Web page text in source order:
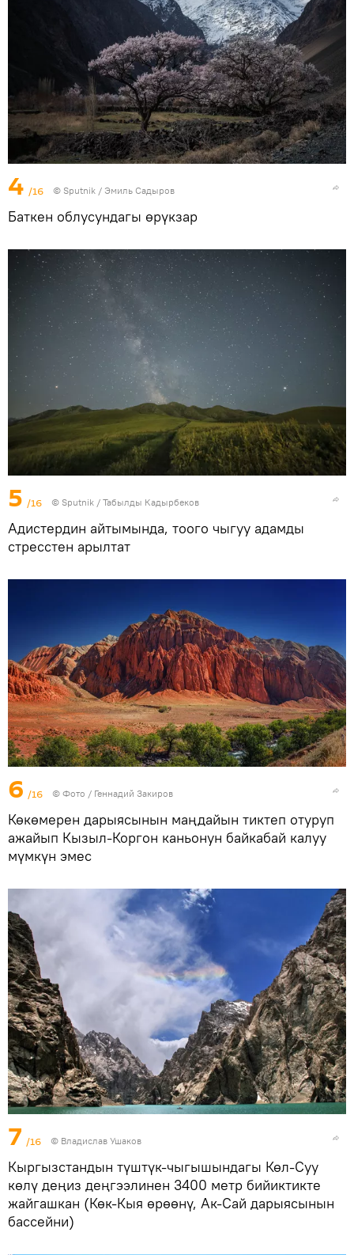
4 /16 © Sputnik / Эмиль Садыров
Баткен облусундагы өрүкзар
5 /16 © Sputnik / Табылды Кадырбеков
Адистердин айтымында, тоого чыгуу адамды
стресстен арылтат
6 /16 © Фото / Геннадий Закиров
Көкөмерен дарыясынын маңдайын тиктеп отуруп
ажайып Кызыл-Коргон каньонун байкабай калуу
мүмкүн эмес
7 /16 © Владислав Ушаков
Кыргызстандын түштүк-чыгышындагы Көл-Суу
көлү деңиз деңгээлинен 3400 метр бийиктикте
жайгашкан (Көк-Кыя өрөөнү, Ак-Сай дарыясынын
бассейни)